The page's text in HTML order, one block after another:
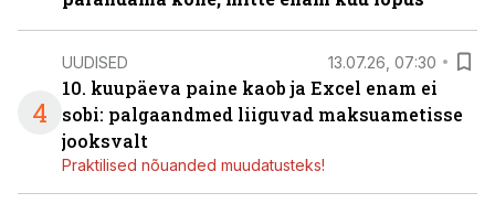
4
UUDISED 13.07.26, 07:30
10. kuupäeva paine kaob ja Excel enam ei
sobi: palgaandmed liiguvad maksuametisse
jooksvalt
Praktilised nõuanded muudatusteks!